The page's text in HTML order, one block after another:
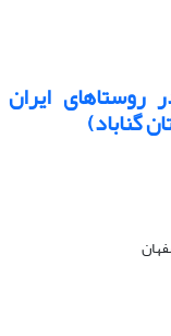
روستاهاى ایران
گناباد)